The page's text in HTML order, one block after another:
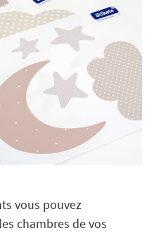
vous pouvez
chambres de vos